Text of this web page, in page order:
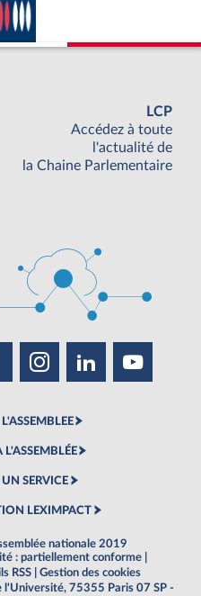
LCP
Accédez à toute
l'actualité de
la Chaine Parlementaire
SERVICE
LEXIMPACT
nationale 2019
: partiellement conforme
RSS
Gestion des cookies
l'Université, 75355 Paris 07 SP -